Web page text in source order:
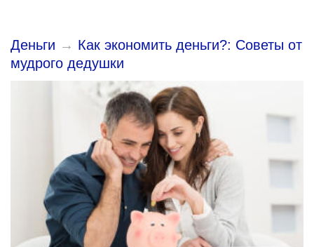
Деньги → Как экономить деньги?: Советы от
мудрого дедушки